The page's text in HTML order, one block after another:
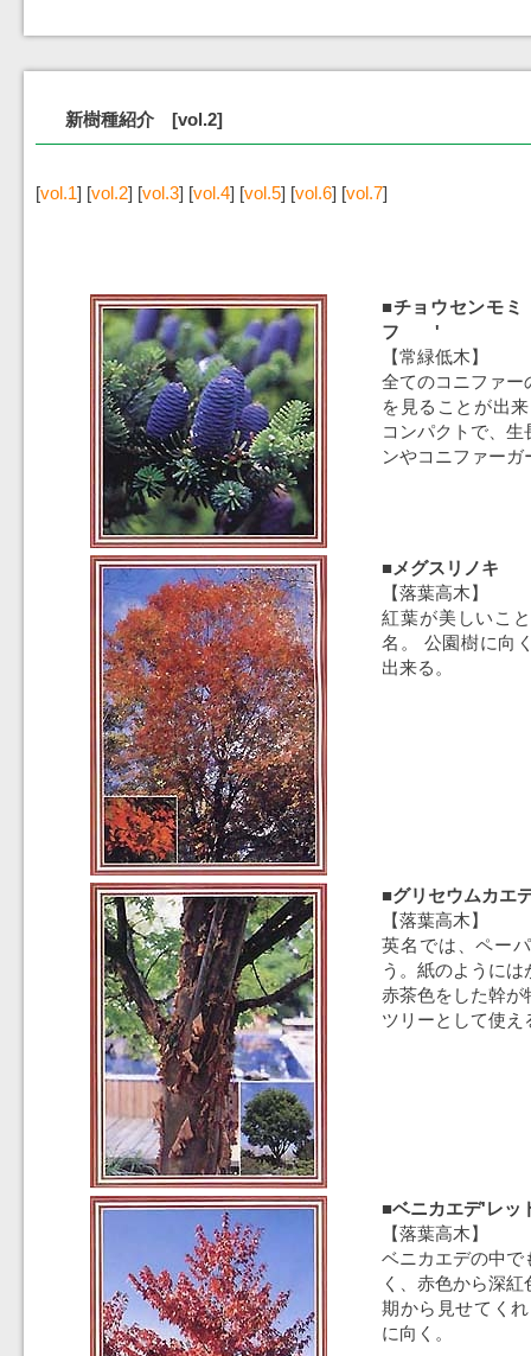
新樹種紹介 [vol.2]
[vol.1] [vol.2] [vol.3] [vol.4] [vol.5] [vol.6] [vol.7]
■チョウセンモ
フ '
【常緑低木】
全てのコニファー
を見ることが出
コンパクトで、
ンやコニファーガ
■メグスリノキ
【落葉高木】
紅葉が美しいこ
名。 公園樹に向
出来る。
■グリセウムカエ
【落葉高木】
英名では、ペー
う。紙のように
赤茶色をした幹が
ツリーとして使え
■ベニカエデ'レ
【落葉高木】
ベニカエデの中で
く、赤色から深
期から見せてく
に向く。